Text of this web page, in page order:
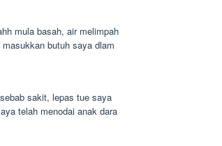
mula basah, air melimpah
butuh saya dlam
sakit, lepas tue saya
telah menodai anak dara